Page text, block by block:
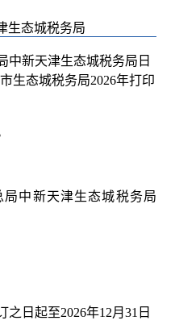
生态城税务局
中新天津生态城税务局日
生态城税务局2026年打印
中新天津生态城税务局
之日起至2026年12月31日